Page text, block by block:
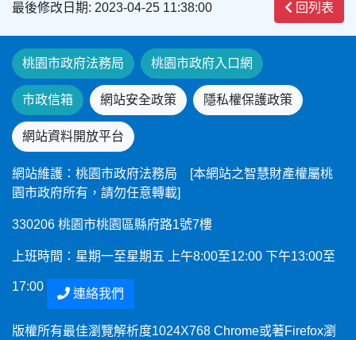
最後修改日期: 2023-04-25 11:38:00 回列表
桃園市政府法務局 桃園市政府入口網
市政信箱 網站安全政策 隱私權保護政策
網站資料開放平台
網站維護：桃園市政府法務局 [本網站之智慧財產權屬桃
園市政府所有，請勿任意轉載]
330206 桃園市桃園區縣府路1號7樓
上班時間：星期一至星期五 上午8:00至12:00 下午13:00至
17:00
連絡我們
版權所有最佳瀏覽解析度1024X768 Chrome或著Firefox瀏